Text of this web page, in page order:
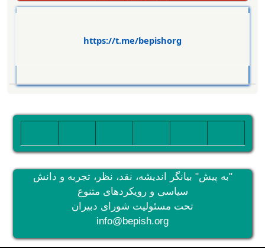
https://t.me/bepishorg
"به پیش" بیانگر اندیشه، نقد، نظر، تجربه و دانش
سیاسی و رویکردهای متنوع
تحت مسئولیت شورای دبیران
info@bepish.org